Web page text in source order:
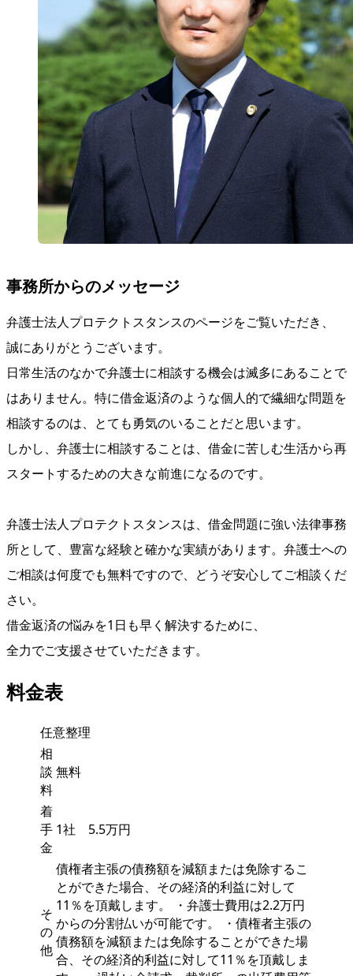
事務所からのメッセージ
弁護士法人プロテクトスタンスのページをご覧いただき、
誠にありがとうございます。
日常生活のなかで弁護士に相談する機会は滅多にあることで
はありません。特に借金返済のような個人的で繊細な問題を
相談するのは、とても勇気のいることだと思います。
しかし、弁護士に相談することは、借金に苦しむ生活から再
スタートするための大きな前進になるのです。
弁護士法人プロテクトスタンスは、借金問題に強い法律事務
所として、豊富な経験と確かな実績があります。弁護士への
ご相談は何度でも無料ですので、どうぞ安心してご相談くだ
さい。
借金返済の悩みを1日も早く解決するために、
全力でご支援させていただきます。
料金表
任意整理
相
談
料
無料
着
手
金
1社 5.5万円
そ
の
他
債権者主張の債務額を減額または免除するこ
とができた場合、その経済的利益に対して
11％を頂戴します。 ・弁護士費用は2.2万円
からの分割払いが可能です。 ・債権者主張の
債務額を減額または免除することができた場
合、その経済的利益に対して11％を頂戴しま